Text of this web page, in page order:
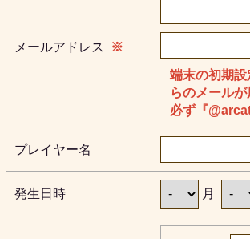
メールアドレス ※
端末の初期
らのメール
必ず『
プレイヤー名
発生日時 月